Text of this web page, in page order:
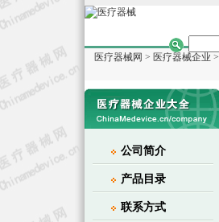
医疗器械网 > 医疗器械企业 >
公司简介
产品目录
联系方式